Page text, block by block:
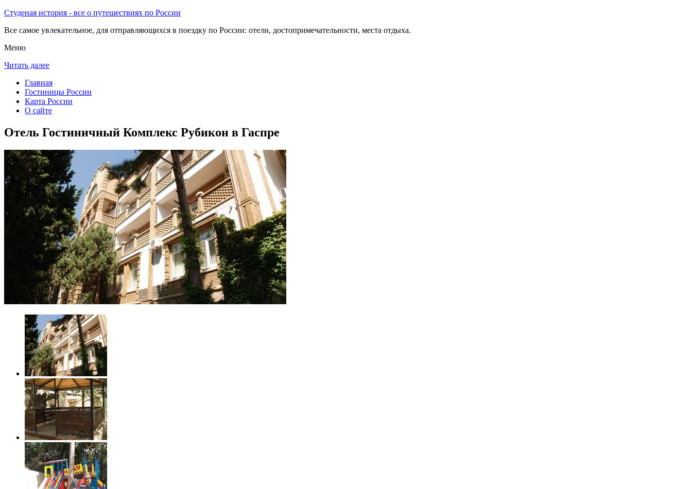
Студеная история - все о путешествиях по России
Все самое увлекательное, для отправляющихся в поездку по России: отели, достопримечательности, места отдыха.
Меню
Читать далее
Главная
Гостиницы России
Карта России
О сайте
Отель Гостиничный Комплекс Рубикон в Гаспре